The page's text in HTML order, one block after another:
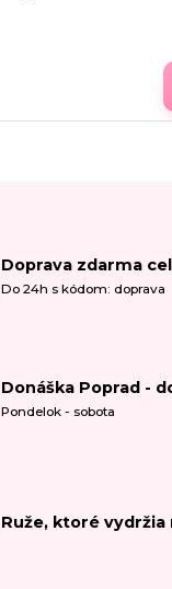
Doprava zdarma
Do 24h s kódom: doprava
Donáška Poprad -
Pondelok - sobota
Ruže, ktoré vydržia